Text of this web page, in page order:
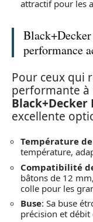
attractif pour les
performance
Pour ceux qui
performante à
Black+Decker
excellente
Température
température,
Compatibilité
bâtons de 12
colle pour les
Buse: Sa buse
précision et débit